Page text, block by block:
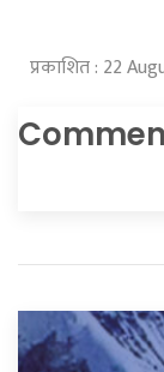
प्रकाशित : 22